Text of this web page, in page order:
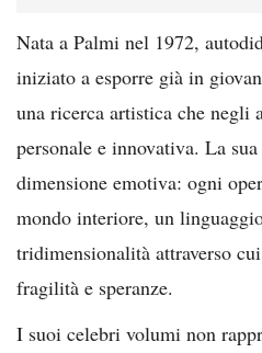
Nata a Palmi nel 1972,
iniziato a esporre già in
una ricerca artistica che negli
personale e innovativa. La
dimensione emotiva: ogni
mondo interiore, un
tridimensionalità attraverso
fragilità e speranze.
I suoi celebri volumi non